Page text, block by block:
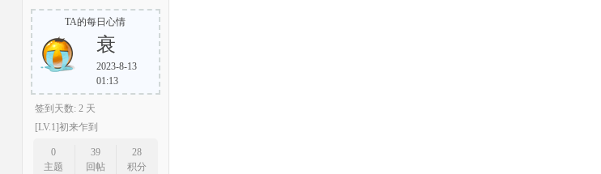
TA的每日心情
衰
2023-8-13
01:13
签到天数: 2 天
[LV.1]初来乍到
0
主题
39
回帖
28
积分